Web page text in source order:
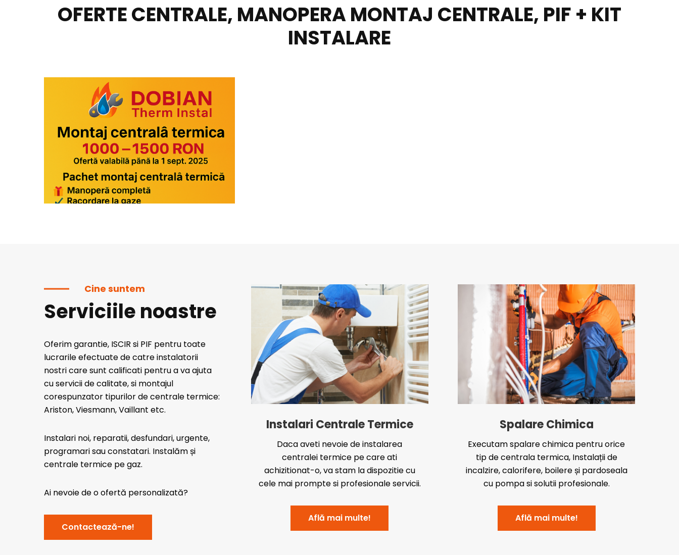
OFERTE CENTRALE, MANOPERA MONTAJ CENTRALE, PIF + KIT
INSTALARE
Cine suntem
Serviciile noastre
Oferim garantie, ISCIR si PIF pentru toate
lucrarile efectuate de catre instalatorii
nostri care sunt calificati pentru a va ajuta
cu servicii de calitate, si montajul
corespunzator tipurilor de centrale termice:
Ariston, Viesmann, Vaillant etc.
Instalari noi, reparatii, desfundari, urgente,
programari sau constatari. Instalăm și
centrale termice pe gaz.
Ai nevoie de o ofertă personalizată?
Contactează-ne!
Instalari Centrale Termice
Daca aveti nevoie de instalarea
centralei termice pe care ati
achizitionat-o, va stam la dispozitie cu
cele mai prompte si profesionale servicii.
Află mai multe!
Spalare Chimica
Executam spalare chimica pentru orice
tip de centrala termica, Instalații de
incalzire, calorifere, boilere și pardoseala
cu pompa si solutii profesionale.
Află mai multe!